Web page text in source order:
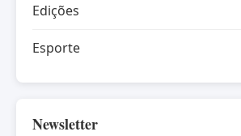
Edições
Esporte
Newsletter